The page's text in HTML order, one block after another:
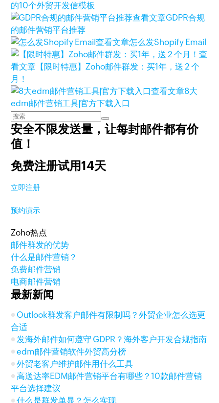
的10个外贸开发信模板
查看文章GDPR合规
的邮件营销平台推荐
查看文章怎么发Shopify Email
查
看文章 【限时特惠】Zoho邮件群发：买1年，送 2 个
月！
查看文章8大
edm邮件营销工具|官方下载入口
安全不限发送量，让每封邮件都有价
值！
免费注册试用14天
立即注册
预约演示
Zoho热点
邮件群发的优势
什么是邮件营销？
免费邮件营销
电商邮件营销
最新新闻
Outlook群发客户邮件有限制吗？外贸企业怎么选更
合适
发海外邮件如何遵守 GDPR？海外客户开发合规指南
edm邮件营销软件外贸高分榜
外贸老客户维护邮件用什么工具
高送达率EDM邮件营销平台有哪些？10款邮件营销
平台选择建议
什么是群发单显？怎么实现